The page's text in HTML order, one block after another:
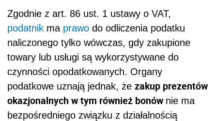
Zgodnie z art. 86 ust. 1 ustawy o VAT,
podatnik ma prawo do odliczenia podatku
naliczonego tylko wówczas, gdy zakupione
towary lub usługi są wykorzystywane do
czynności opodatkowanych. Organy
podatkowe uznają jednak, że zakup prezentów
okazjonalnych w tym również bonów nie ma
bezpośredniego związku z działalnością